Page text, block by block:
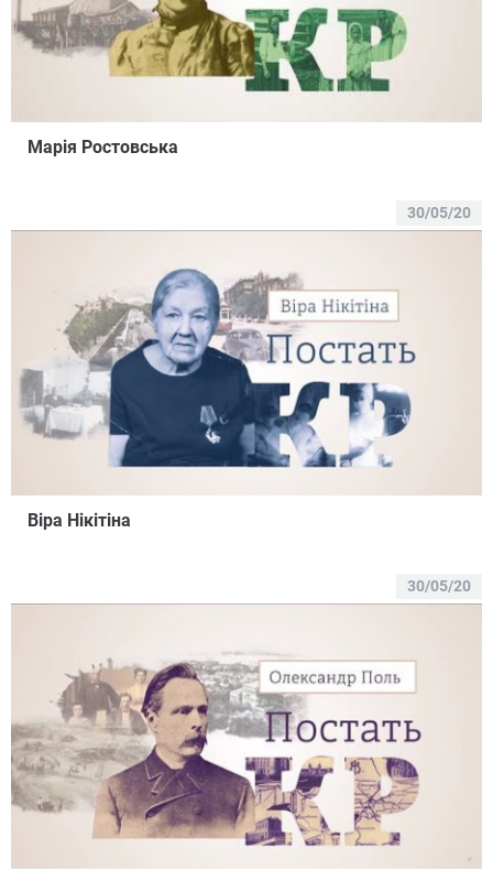
Марія Ростовська
30/05/20
Віра Нікітіна
30/05/20